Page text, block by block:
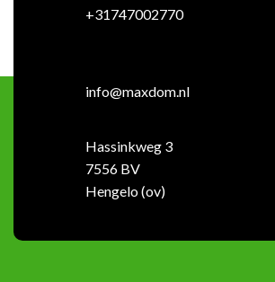
+31747002770
info@maxdom.nl
Hassinkweg 3
7556 BV
Hengelo (ov)